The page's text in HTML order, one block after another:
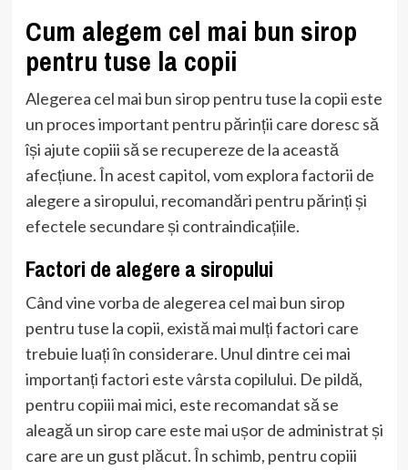
Cum alegem cel mai bun sirop
pentru tuse la copii
Alegerea cel mai bun sirop pentru tuse la copii este
un proces important pentru părinții care doresc să
își ajute copiii să se recupereze de la această
afecțiune. În acest capitol, vom explora factorii de
alegere a siropului, recomandări pentru părinți și
efectele secundare și contraindicațiile.
Factori de alegere a siropului
Când vine vorba de alegerea cel mai bun sirop
pentru tuse la copii, există mai mulți factori care
trebuie luați în considerare. Unul dintre cei mai
importanți factori este vârsta copilului. De pildă,
pentru copiii mai mici, este recomandat să se
aleagă un sirop care este mai ușor de administrat și
care are un gust plăcut. În schimb, pentru copiii